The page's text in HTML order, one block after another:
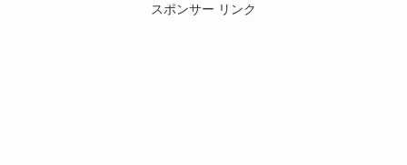
スポンサー リンク